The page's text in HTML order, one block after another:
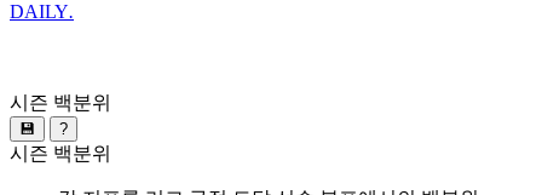
DAILY.
시즌 백분위
💾 ?
시즌 백분위